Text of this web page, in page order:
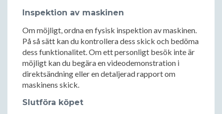
Inspektion av maskinen
Om möjligt, ordna en fysisk inspektion av maskinen.
På så sätt kan du kontrollera dess skick och bedöma
dess funktionalitet. Om ett personligt besök inte är
möjligt kan du begära en videodemonstration i
direktsändning eller en detaljerad rapport om
maskinens skick.
Slutföra köpet